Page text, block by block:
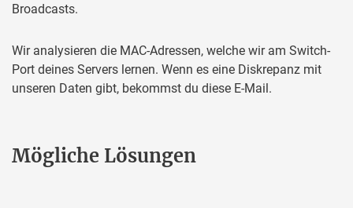
Broadcasts.
Wir analysieren die MAC-Adressen, welche wir am Switch-
Port deines Servers lernen. Wenn es eine Diskrepanz mit
unseren Daten gibt, bekommst du diese E-Mail.
Mögliche Lösungen